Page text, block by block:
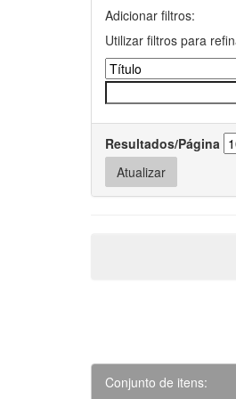
Adicionar filtros:
Utilizar filtros para
Resultados/Página
Conjunto de itens: